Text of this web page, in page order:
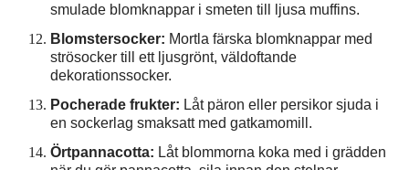
smulade blomknappar i smeten till ljusa muffins.
Blomstersocker: Mortla färska blomknappar med
strösocker till ett ljusgrönt, väldoftande
dekorationssocker.
Pocherade frukter: Låt päron eller persikor sjuda i
en sockerlag smaksatt med gatkamomill.
Örtpannacotta: Låt blommorna koka med i grädden